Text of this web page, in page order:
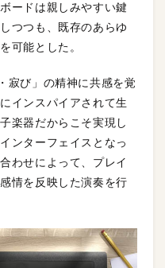
ードは親しみやすい鍵
つつも、既存のあらゆ
可能とした。
寂び」の精神に共感を覚
インスパイアされて生
楽器だからこそ実現し
ンターフェイスとなっ
わせによって、プレイ
情を反映した演奏を行